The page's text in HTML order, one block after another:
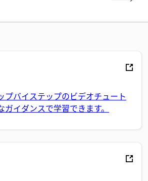
プバイステップのビデオチュート
ガイダンスで学習できます。